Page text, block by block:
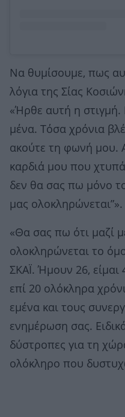
Να θυμίσουμε, πως
λόγια της Σίας
«Ήρθε αυτή η στιγμή.
μένα. Τόσα χρόνια
ακούτε τη φωνή μου.
καρδιά μου που
δεν θα σας πω μόνο
μας ολοκληρώνεται”».
«Θα σας πω ότι μαζί
ολοκληρώνεται το
ΣΚΑΪ. Ήμουν 26,
επί 20 ολόκληρα
εμένα και τους
ενημέρωση σας.
δύστροπες για τη
ολόκληρο που